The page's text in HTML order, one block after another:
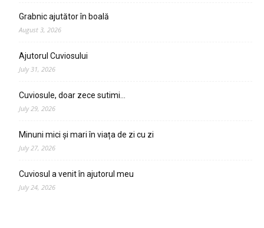
Grabnic ajutător în boală
August 3, 2026
Ajutorul Cuviosului
July 31, 2026
Cuviosule, doar zece sutimi…
July 29, 2026
Minuni mici și mari în viața de zi cu zi
July 27, 2026
Cuviosul a venit în ajutorul meu
July 24, 2026